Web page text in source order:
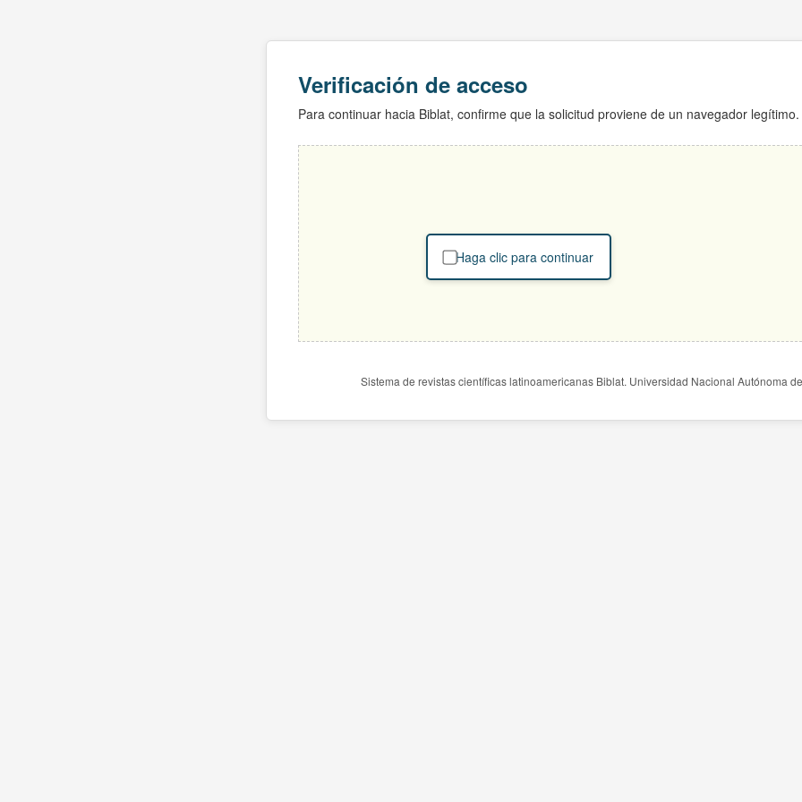
Verificación de acceso
Para continuar hacia Biblat, confirme que la solicitud proviene de un navegador legítimo.
Haga clic para continuar
Sistema de revistas científicas latinoamericanas Biblat. Universidad Nacional Autónoma